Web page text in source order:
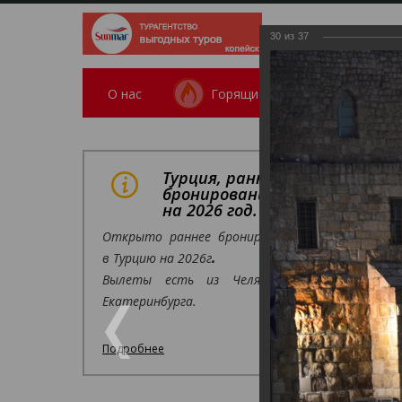
О нас Горящие Поиск тура
/ О
Турция, раннее
бронирование
на 2026 год.
Открыто раннее бронирование
в Турцию на 2026г.
Вылеты есть из Челябинска,
Екатеринбурга.
Подробнее
02.11.2017
30 из 37